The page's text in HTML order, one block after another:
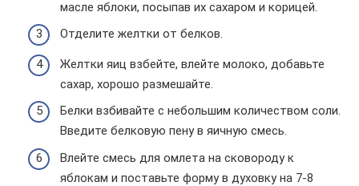
масле яблоки, посыпав их сахаром и корицей.
Отделите желтки от белков.
Желтки яиц взбейте, влейте молоко, добавьте
сахар, хорошо размешайте.
Белки взбивайте с небольшим количеством соли.
Введите белковую пену в яичную смесь.
Влейте смесь для омлета на сковороду к
яблокам и поставьте форму в духовку на 7-8